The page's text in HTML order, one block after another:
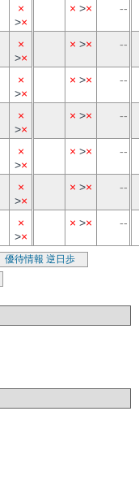
×
>×
× >× --
×
>×
× >× --
×
>×
× >× --
×
>×
× >× --
×
>×
× >× --
×
>×
× >× --
×
>×
× >× --
優待情報 逆日歩